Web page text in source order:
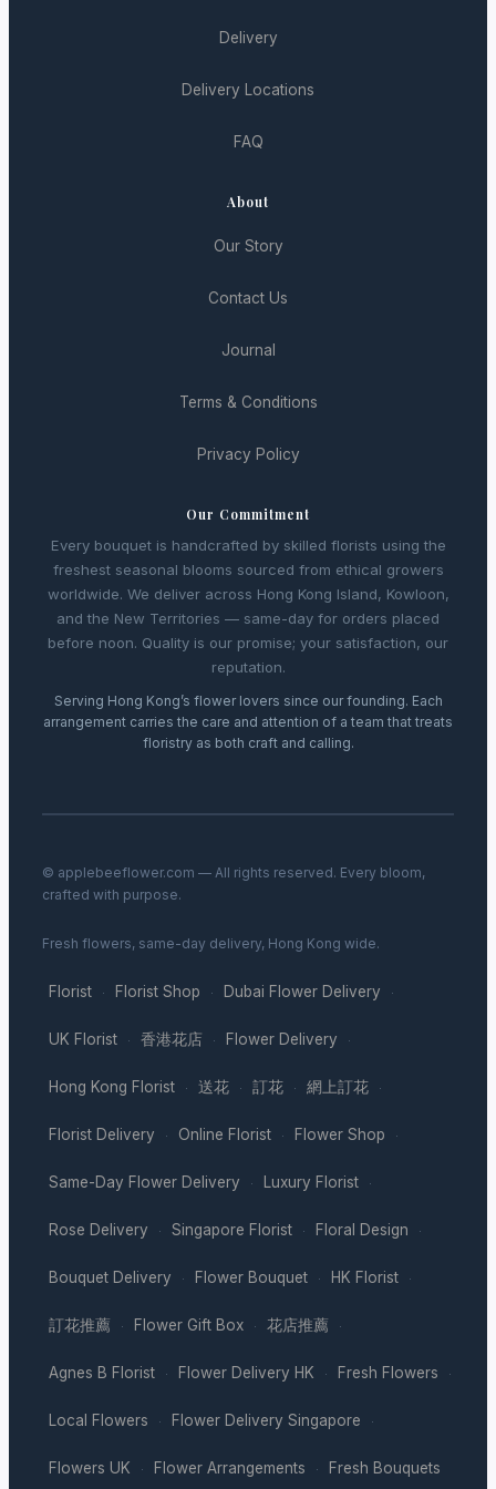
Delivery
Delivery Locations
FAQ
About
Our Story
Contact Us
Journal
Terms & Conditions
Privacy Policy
Our Commitment
Every bouquet is handcrafted by skilled florists using the
freshest seasonal blooms sourced from ethical growers
worldwide. We deliver across Hong Kong Island, Kowloon,
and the New Territories — same-day for orders placed
before noon. Quality is our promise; your satisfaction, our
reputation.
Serving Hong Kong’s flower lovers since our founding. Each
arrangement carries the care and attention of a team that treats
floristry as both craft and calling.
© applebeeflower.com — All rights reserved. Every bloom,
crafted with purpose.
Fresh flowers, same-day delivery, Hong Kong wide.
Florist · Florist Shop · Dubai Flower Delivery ·
UK Florist · 香港花店 · Flower Delivery ·
Hong Kong Florist · 送花 · 訂花 · 網上訂花 ·
Florist Delivery · Online Florist · Flower Shop ·
Same-Day Flower Delivery · Luxury Florist ·
Rose Delivery · Singapore Florist · Floral Design ·
Bouquet Delivery · Flower Bouquet · HK Florist ·
訂花推薦 · Flower Gift Box · 花店推薦 ·
Agnes B Florist · Flower Delivery HK · Fresh Flowers ·
Local Flowers · Flower Delivery Singapore ·
Flowers UK · Flower Arrangements · Fresh Bouquets